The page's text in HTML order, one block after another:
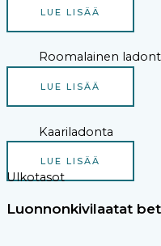
LUE LISÄÄ
Roomalainen
LUE LISÄÄ
Kaariladonta
LUE LISÄÄ
Ulkotasot
Luonnonkivilaatat